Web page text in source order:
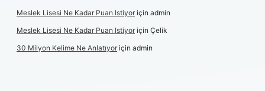
Meslek Lisesi Ne Kadar Puan Istiyoriçin admin
Meslek Lisesi Ne Kadar Puan Istiyoriçin Çelik
30 Milyon Kelime Ne Anlatıyoriçin admin